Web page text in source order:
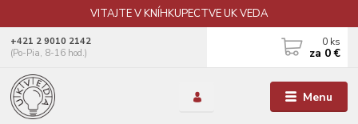
VITAJTE V KNÍHKUPECTVE UK VEDA
Menu
+421 2 9010 2142
(Po-Pia, 8-16 hod.)
0 ks
za 0 €